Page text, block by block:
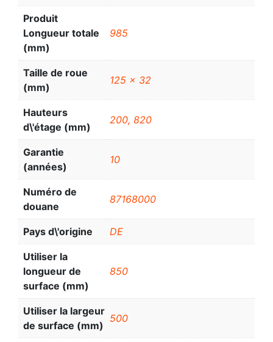
Produit
Longueur totale
(mm)
985
Taille de roue
(mm)
125 x 32
Hauteurs
d\'étage (mm)
200, 820
Garantie
(années)
10
Numéro de
douane
87168000
Pays d\'origine DE
Utiliser la
longueur de
surface (mm)
850
Utiliser la largeur
de surface (mm)
500